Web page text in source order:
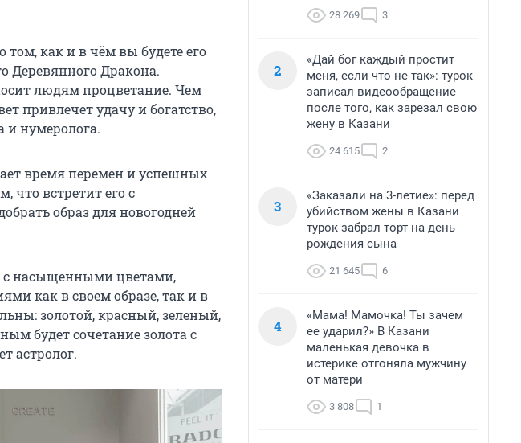
как и в чём вы будете его
Деревянного Дракона.
людям процветание. Чем
привлечет удачу и богатство,
и нумеролога.
время перемен и успешных
что встретит его с
образ для новогодней
с насыщенными цветами,
как в своем образе, так и в
золотой, красный, зеленый,
будет сочетание золота с
астролог.
28 269 3
2
«Дай бог каждый простит
меня, если что не так»: турок
записал видеообращение
после того, как зарезал свою
жену в Казани
24 615 2
3
«Заказали на 3-летие»: перед
убийством жены в Казани
турок забрал торт на день
рождения сына
21 645 6
4
«Мама! Мамочка! Ты зачем
ее ударил?» В Казани
маленькая девочка в
истерике отгоняла мужчину
от матери
3 808 1